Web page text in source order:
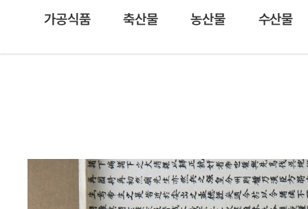
가공식품 축산물 농산물 수산물